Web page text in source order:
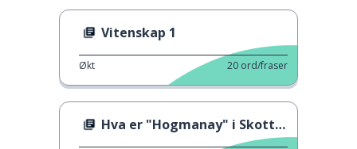
Vitenskap 1
Økt 20 ord/fraser
Hva er "Hogmanay" i Skottland?